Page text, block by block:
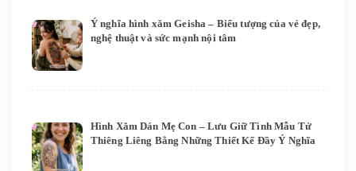
Ý nghĩa hình xăm Geisha – Biểu tượng của vẻ đẹp,
nghệ thuật và sức mạnh nội tâm
Hình Xăm Dán Mẹ Con – Lưu Giữ Tình Mẫu Tử
Thiêng Liêng Bằng Những Thiết Kế Đầy Ý Nghĩa